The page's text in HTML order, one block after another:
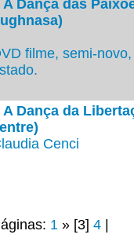
A Dança das
filme, semi-
A Dança da
Cenci
1 » [3] 4